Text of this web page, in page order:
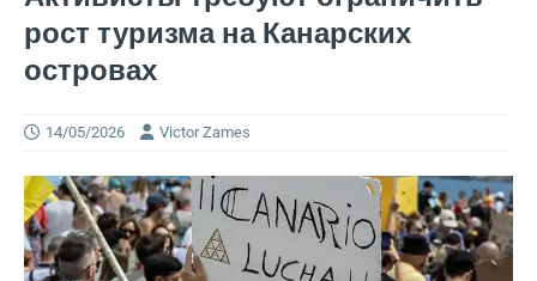
рост туризма на Канарских
островах
14/05/2026 Victor Zames